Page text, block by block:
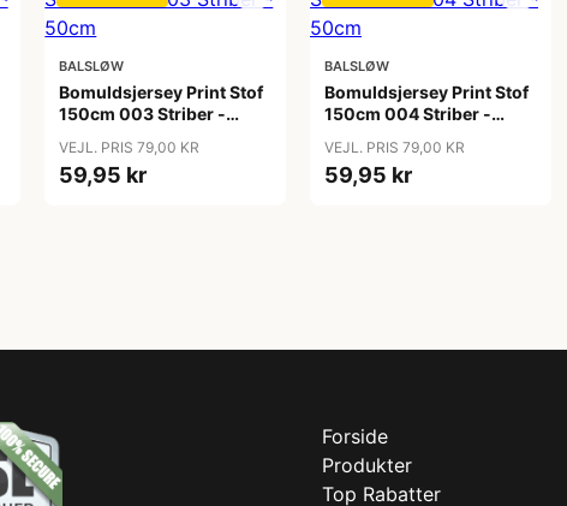
BALSLØW
Bomuldsjersey Print Stof
150cm 003 Striber -
VEJL. PRIS 79,00 KR
59,95 kr
BALSLØW
Bomuldsjersey Print Stof
150cm 004 Striber -
VEJL. PRIS 79,00 KR
59,95 kr
Forside
Produkter
Top Rabatter